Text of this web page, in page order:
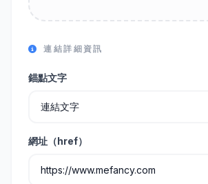
連結詳細資訊
錨點文字
網址（href）